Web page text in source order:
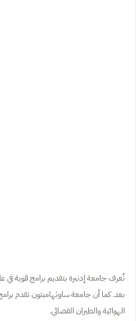
تُعرف جامعة إدنبرة بتقديم برامج قوية في
بعد. كما أن جامعة ساوثهامبتون تقدم
الهوائية والطيران الفضائي.